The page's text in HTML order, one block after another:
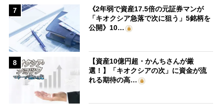
7
《2年弱で資産17.5倍の元証券マンが
「キオクシア急落で次に狙う」5銘柄を
公開》10…
8
【資産10億円超・かんちさんが厳
選！】「キオクシアの次」に資金が流
れる期待の高…